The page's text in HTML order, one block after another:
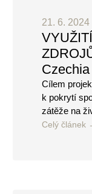
21. 6. 2024
Cílem
k pokrytí
zátěže na
Celý článek